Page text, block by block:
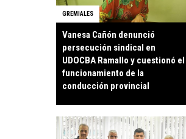
GREMIALES
Vanesa Cañón denunció
persecución sindical en
UDOCBA Ramallo y cuestionó el
funcionamiento de la
conducción provincial